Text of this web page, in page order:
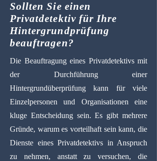
Sollten Sie einen
Privatdetektiv für Ihre
Hintergrundprüfung
beauftragen?
Die Beauftragung eines Privatdetektivs mit
der Durchführung einer
Hintergrundüberprüfung kann für viele
Einzelpersonen und Organisationen eine
kluge Entscheidung sein. Es gibt mehrere
Gründe, warum es vorteilhaft sein kann, die
Dienste eines Privatdetektivs in Anspruch
zu nehmen, anstatt zu versuchen, die